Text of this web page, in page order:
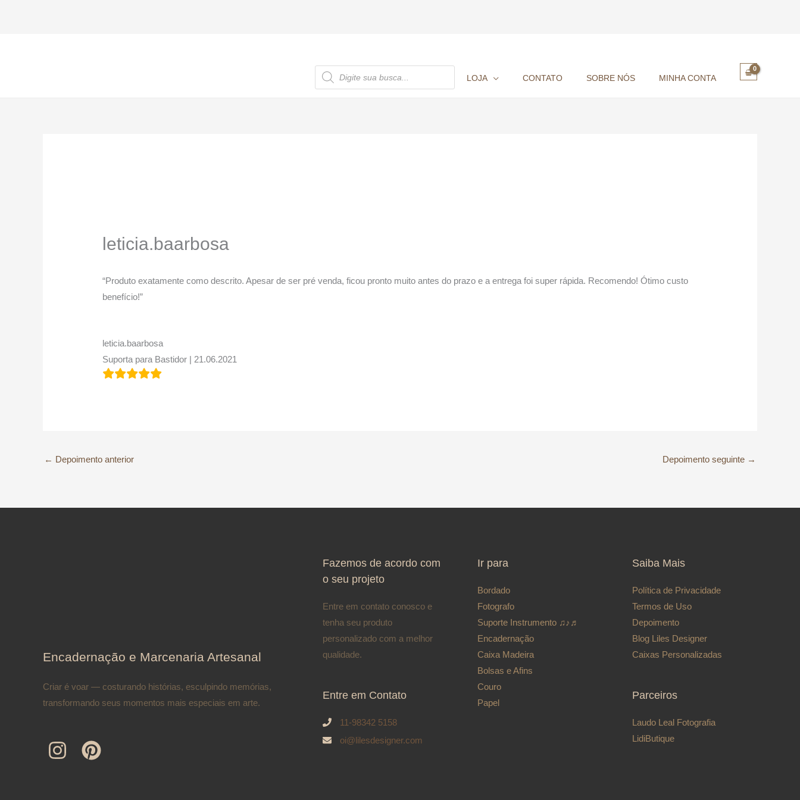
PESQUISAR
PRODUTOS
LOJA CONTATO SOBRE NÓS MINHA CONTA
leticia.baarbosa
“Produto exatamente como descrito. Apesar de ser pré venda, ficou pronto muito antes do prazo e a entrega foi super rápida. Recomendo! Ótimo custo
benefício!”
leticia.baarbosa
Suporta para Bastidor | 21.06.2021
← Depoimento anterior Depoimento seguinte →
Encadernação e Marcenaria Artesanal
Criar é voar — costurando histórias, esculpindo memórias,
transformando seus momentos mais especiais em arte.
Fazemos de acordo com
o seu projeto
Entre em contato conosco e
tenha seu produto
personalizado com a melhor
qualidade.
Entre em Contato
11-98342 5158
oi@lilesdesigner.com
Ir para
Bordado
Fotografo
Suporte Instrumento ♫♪♬
Encadernação
Caixa Madeira
Bolsas e Afins
Couro
Papel
Saiba Mais
Política de Privacidade
Termos de Uso
Depoimento
Blog Liles Designer
Caixas Personalizadas
Parceiros
Laudo Leal Fotografia
LidiButique